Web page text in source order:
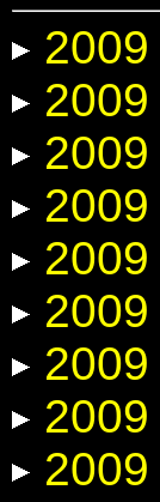
2009
2009
2009
2009
2009
2009
2009
2009
2009